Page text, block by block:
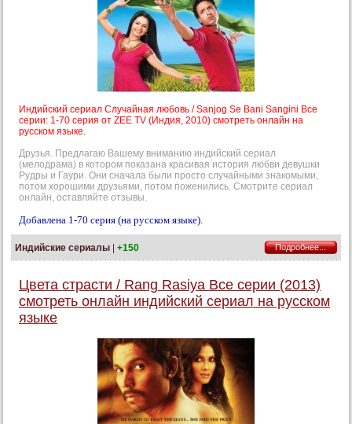
Индийский сериал Случайная любовь / Sanjog Se Bani Sangini Все
серии: 1-70 серия от ZEE TV (Индия, 2010) смотреть онлайн на
русском языке.
Друзья. Предлагаю Вашему вниманию индийский сериал
(мелодрама) в котором показана красивая история любви девушки
Рудры и Гаури. Они сначала были просто случайными знакомыми,
потом хорошими друзьями, потом поженились. Смотрите сериал
онлайн, оставляйте отзывы.
Добавлена 1-70 серия (на русском языке).
Индийские сериалы +150 Подробнее...
Цвета страсти / Rang Rasiya Все серии (2013)
смотреть онлайн индийский сериал на русском
языке